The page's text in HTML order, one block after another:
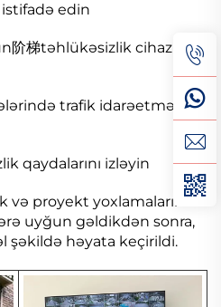
edin
梯təhlükəsizlik cihazlarını
trafik idarəetməsini
qaydalarını izləyin
və proyekt yoxlamalarını
uyğun gəldikdən sonra,
həyata keçirildi.